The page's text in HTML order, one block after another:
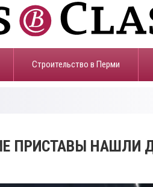
Строительство в Перми
ПРИСТАВЫ НАШЛИ